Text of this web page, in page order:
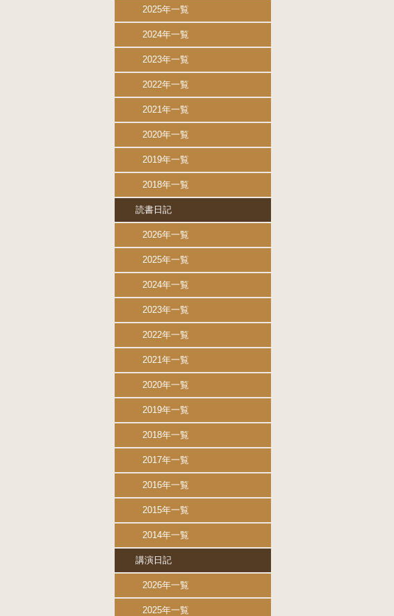
2025年一覧
2024年一覧
2023年一覧
2022年一覧
2021年一覧
2020年一覧
2019年一覧
2018年一覧
読書日記
2026年一覧
2025年一覧
2024年一覧
2023年一覧
2022年一覧
2021年一覧
2020年一覧
2019年一覧
2018年一覧
2017年一覧
2016年一覧
2015年一覧
2014年一覧
講演日記
2026年一覧
2025年一覧